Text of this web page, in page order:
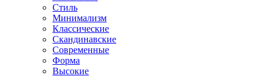
Стиль
Минимализм
Классические
Скандинавские
Современные
Форма
Высокие